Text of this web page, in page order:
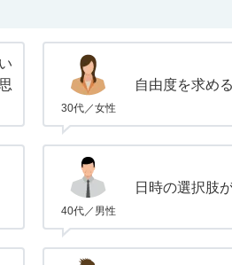
30代／女性
自由度を求め
40代／男性
日時の選択肢